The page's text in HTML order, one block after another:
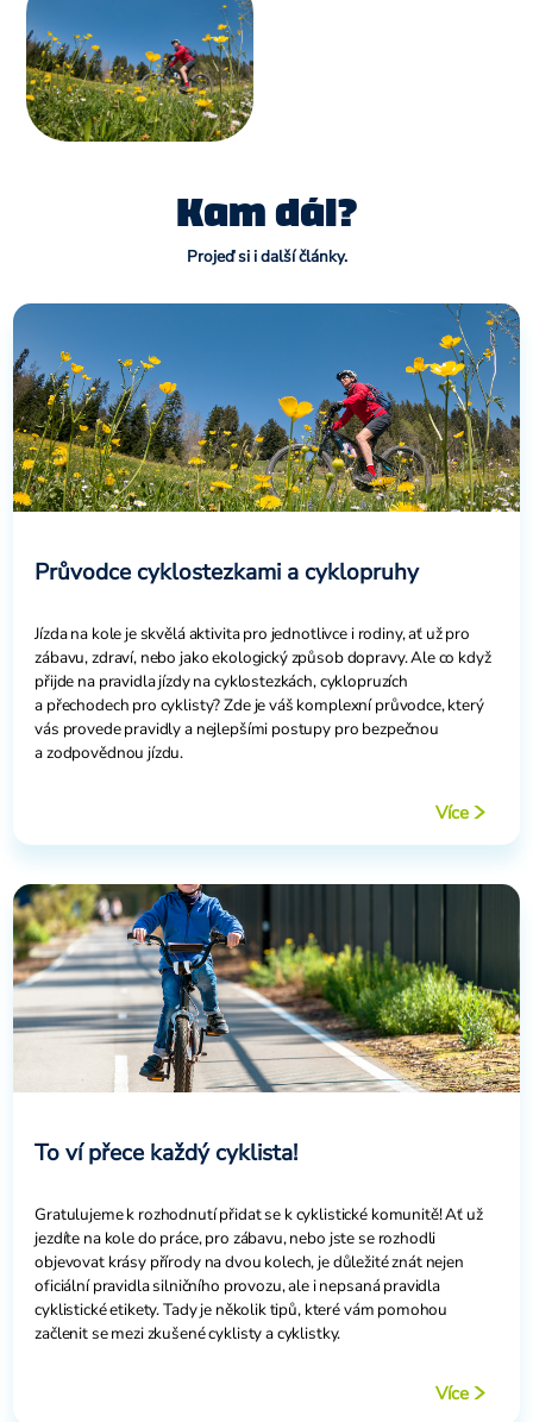
Kam dál?
Projeď si i další články.
Průvodce cyklostezkami a cyklopruhy
Jízda na kole je skvělá aktivita pro jednotlivce i rodiny, ať už pro
zábavu, zdraví, nebo jako ekologický způsob dopravy. Ale co když
přijde na pravidla jízdy na cyklostezkách, cyklopruzích
a přechodech pro cyklisty? Zde je váš komplexní průvodce, který
vás provede pravidly a nejlepšími postupy pro bezpečnou
a zodpovědnou jízdu.
Více
To ví přece každý cyklista!
Gratulujeme k rozhodnutí přidat se k cyklistické komunitě! Ať už
jezdíte na kole do práce, pro zábavu, nebo jste se rozhodli
objevovat krásy přírody na dvou kolech, je důležité znát nejen
oficiální pravidla silničního provozu, ale i nepsaná pravidla
cyklistické etikety. Tady je několik tipů, které vám pomohou
začlenit se mezi zkušené cyklisty a cyklistky.
Více